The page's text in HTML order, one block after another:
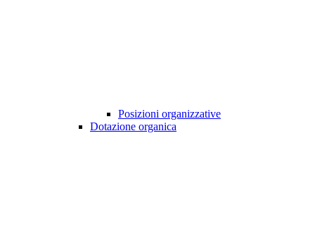
Posizioni organizzative
Dotazione organica